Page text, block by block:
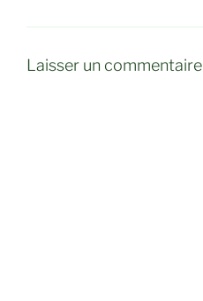
Laisser un commentaire